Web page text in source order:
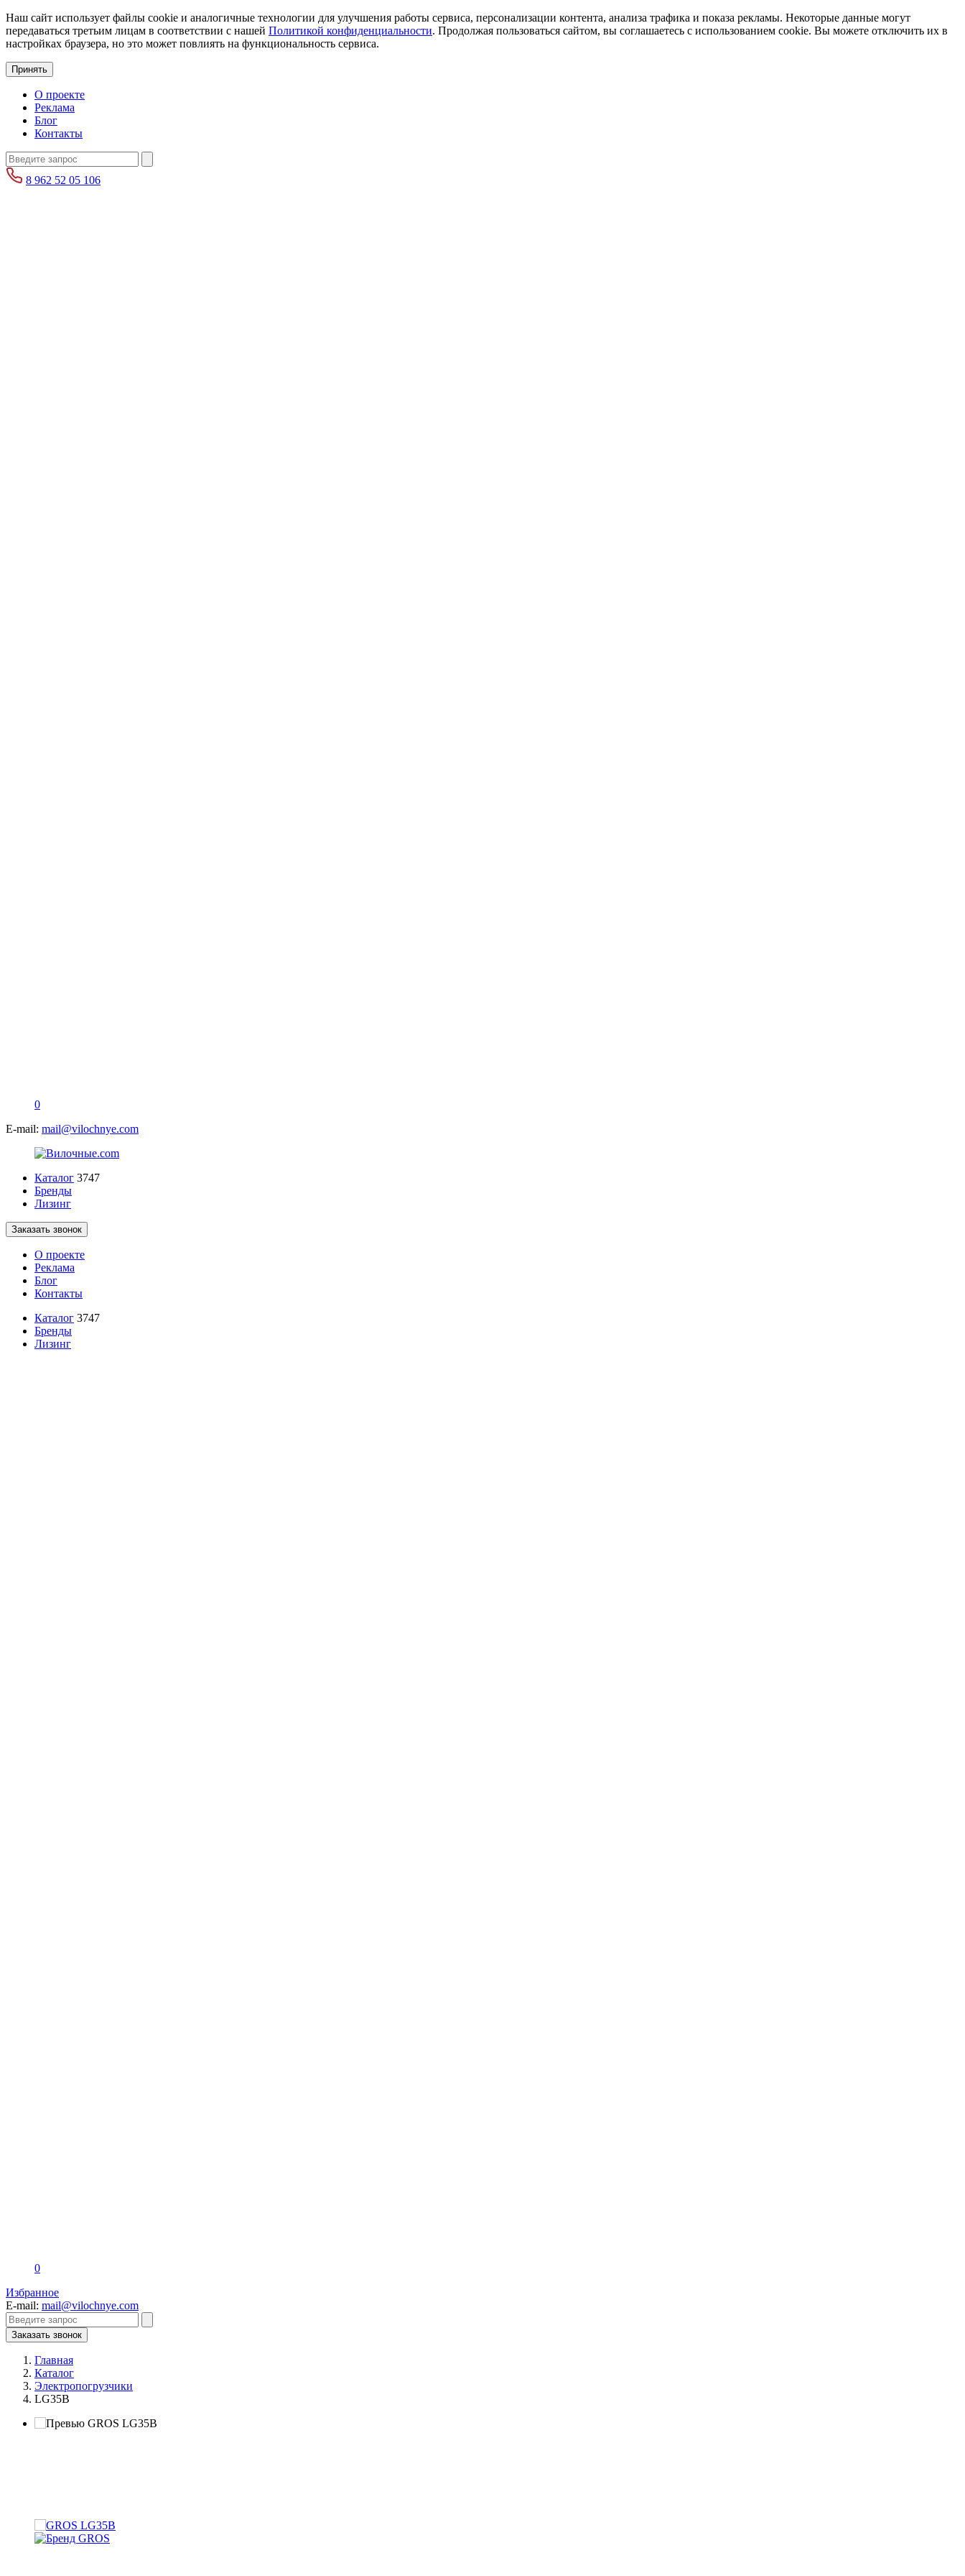
Наш сайт использует файлы cookie и аналогичные технологии для улучшения работы сервиса, персонализации контента, анализа трафика и показа рекламы. Некоторые данные могут
передаваться третьим лицам в соответствии с нашей Политикой конфиденциальности. Продолжая пользоваться сайтом, вы соглашаетесь с использованием cookie. Вы можете отключить их в
настройках браузера, но это может повлиять на функциональность сервиса.
Принять
О проекте
Реклама
Блог
Контакты
8 962 52 05 106
0
E-mail: mail@vilochnye.com
Каталог 3747
Бренды
Лизинг
Заказать звонок
О проекте
Реклама
Блог
Контакты
Каталог 3747
Бренды
Лизинг
0
Избранное
E-mail: mail@vilochnye.com
Заказать звонок
Главная
Каталог
Электропогрузчики
LG35B